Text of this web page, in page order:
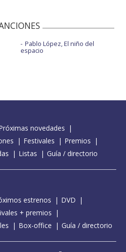
Pablo López, El niño del
espacio
novedades
Festivales
Premios
Listas Guía / directorio
estrenos
DVD
+ premios
Box-office Guía / directorio